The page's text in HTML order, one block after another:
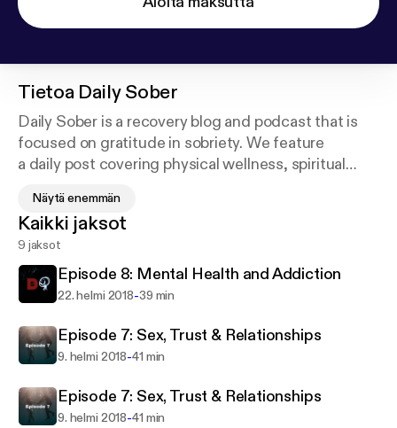
Tietoa Daily Sober
Daily Sober is a recovery blog and podcast that is
focused on gratitude in sobriety. We feature
a daily post covering physical wellness, spiritual
achieve a daily balance while recovering from
addiction to drugs and/or alcohol.
Näytä enemmän
Kaikki jaksot
9 jaksot
Episode 8: Mental Health and Addiction
22. helmi 2018-39 min
Episode 7: Sex, Trust & Relationships
9. helmi 2018-41 min
Episode 7: Sex, Trust & Relationships
9. helmi 2018-41 min